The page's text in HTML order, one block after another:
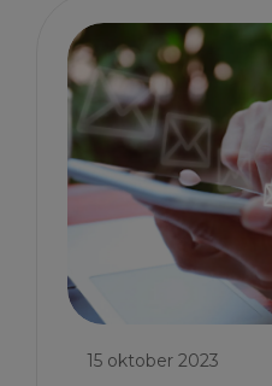
15 oktober 2023